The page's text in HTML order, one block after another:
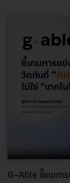
G-Able ชี้เกมกา